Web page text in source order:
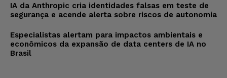
IA da Anthropic cria identidades falsas em teste de
segurança e acende alerta sobre riscos de autonomia
Especialistas alertam para impactos ambientais e
econômicos da expansão de data centers de IA no
Brasil